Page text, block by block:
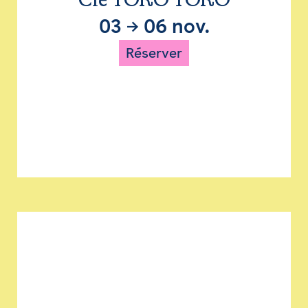
03 → 06 nov.
Réserver